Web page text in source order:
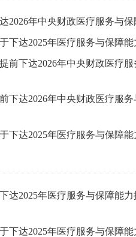
2026年中央财政医疗服务与
下达2025年医疗服务与保障
前下达2026年中央财政医疗
下达2026年中央财政医疗服
下达2025年医疗服务与保障
达2025年医疗服务与保障能
下达2025年医疗服务与保障